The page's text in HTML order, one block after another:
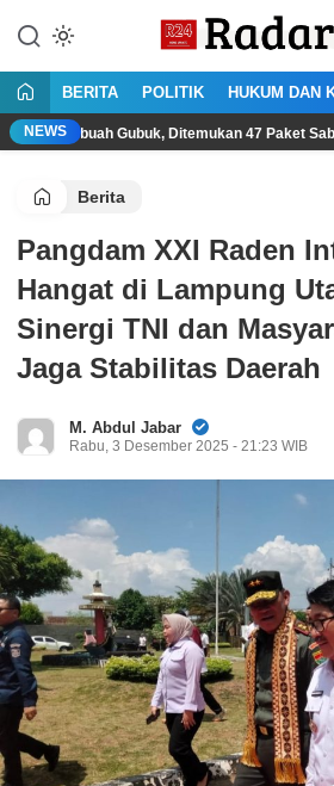
konten
Radar24.co.id
Jujur Lantang
BERITA POLITIK HUKUM DAN
NEWS
Gubuk, Ditemukan 47 Paket Sabu
Berita
Pangdam XXI Raden
Hangat di Lampung
Sinergi TNI dan
Jaga Stabilitas Daerah
M. Abdul Jabar
Rabu, 3 Desember 2025 - 21:23 WIB